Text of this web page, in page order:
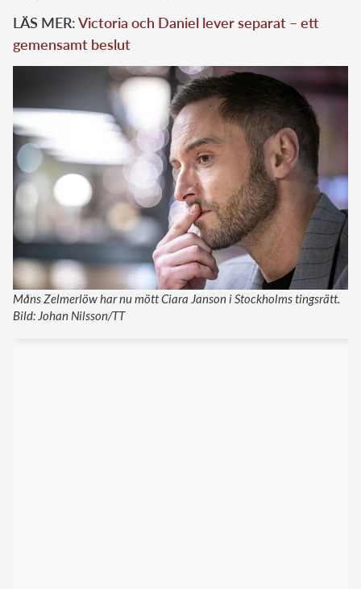
LÄS MER:Victoria och Daniel lever separat – ett
gemensamt beslut
Måns Zelmerlöw har nu mött Ciara Janson i Stockholms tingsrätt.
Bild: Johan Nilsson/TT